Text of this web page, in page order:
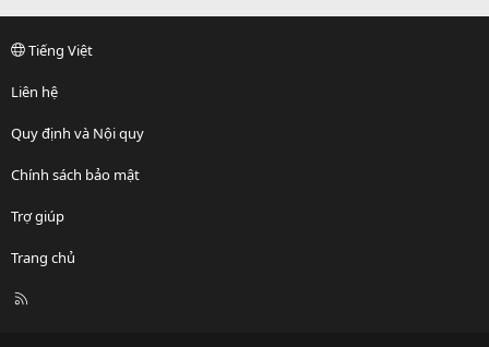
Tiếng Việt
Liên hệ
Quy định và Nội quy
Chính sách bảo mật
Trợ giúp
Trang chủ
R